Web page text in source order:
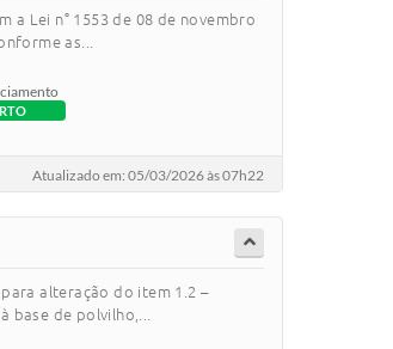
a Lei n° 1553 de 08 de novembro
as...
Atualizado em: 05/03/2026 às 07h22
para alteração do item 1.2 –
base de polvilho,...